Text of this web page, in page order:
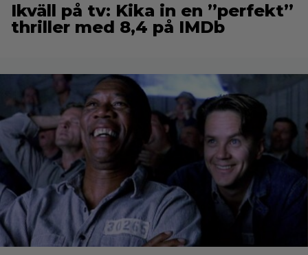
Ikväll på tv: Kika in en ”perfekt”
thriller med 8,4 på IMDb